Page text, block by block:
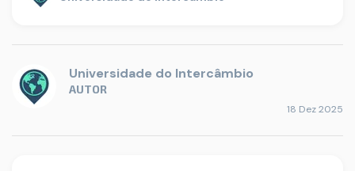
Universidade do Intercâmbio
AUTOR
18 Dez 2025